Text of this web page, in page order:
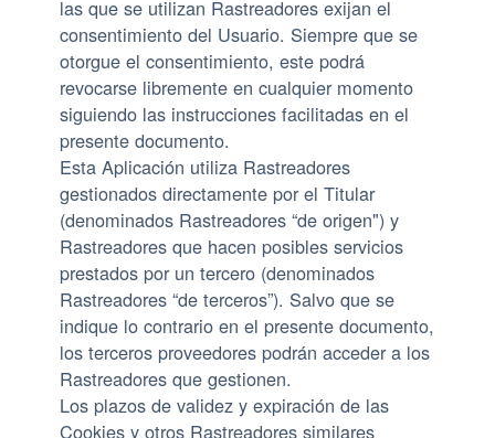
las que se utilizan Rastreadores exijan el
consentimiento del Usuario. Siempre que se
otorgue el consentimiento, este podrá
revocarse libremente en cualquier momento
siguiendo las instrucciones facilitadas en el
presente documento.
Esta Aplicación utiliza Rastreadores
gestionados directamente por el Titular
(denominados Rastreadores “de origen") y
Rastreadores que hacen posibles servicios
prestados por un tercero (denominados
Rastreadores “de terceros”). Salvo que se
indique lo contrario en el presente documento,
los terceros proveedores podrán acceder a los
Rastreadores que gestionen.
Los plazos de validez y expiración de las
Cookies y otros Rastreadores similares